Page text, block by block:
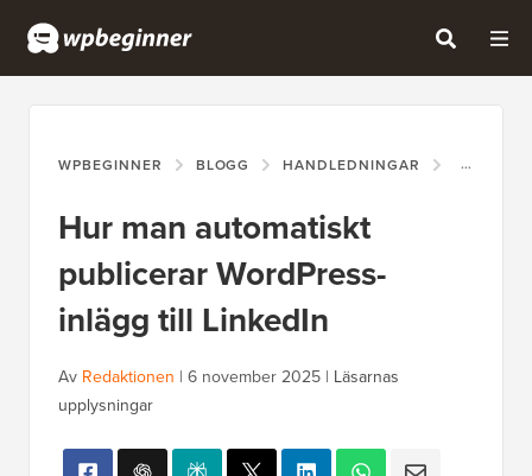
WPBEGINNER BLOGG HANDLEDNINGAR HUR
Hur man automatiskt
publicerar WordPress-
inlägg till LinkedIn
Av Redaktionen | 6 november 2025 | Läsarnas
upplysningar